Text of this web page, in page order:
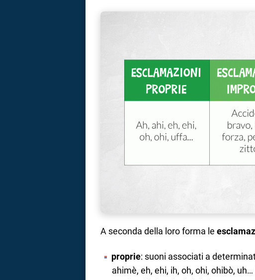
A seconda della loro forma le
proprie: suoni associati a
ahimè, eh, ehi, ih, oh, ohi, ohibò,